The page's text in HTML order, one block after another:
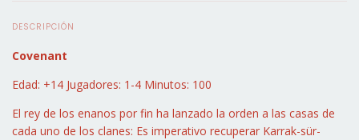
DESCRIPCIÓN
Covenant
Edad: +14 Jugadores: 1-4 Minutos: 100
El rey de los enanos por fin ha lanzado la orden a las casas de
cada uno de los clanes: Es imperativo recuperar Karrak-sür-